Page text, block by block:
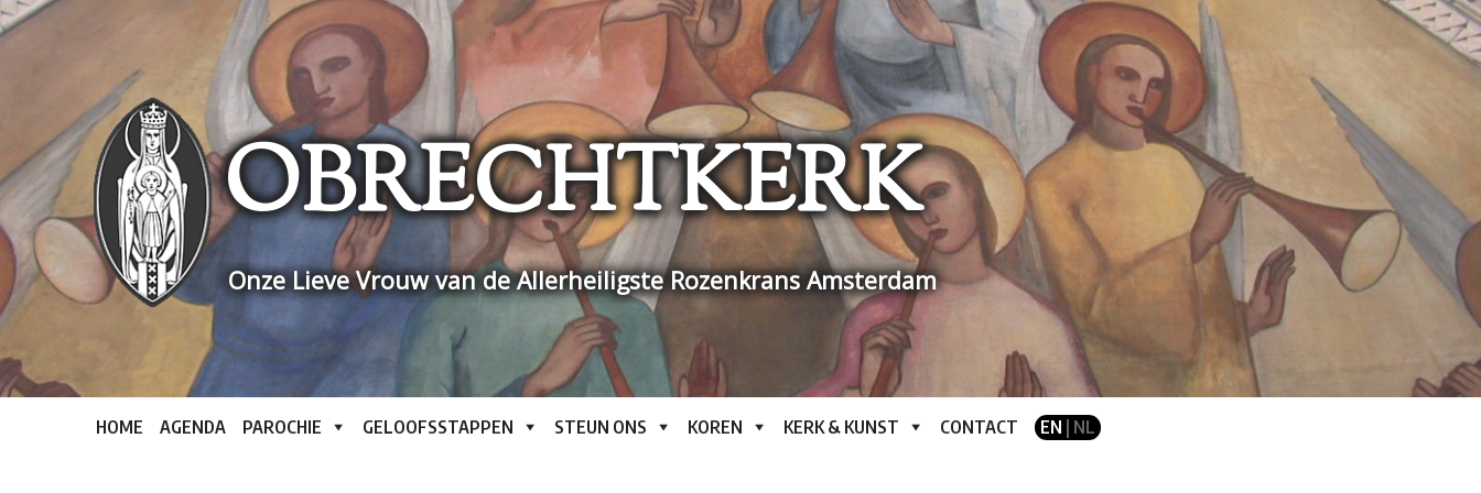
Skip
to
OBRECHTKERK
Onze Lieve Vrouw van de Allerheiligste Rozenkrans Amsterdam
HOME AGENDA PAROCHIE GELOOFSSTAPPEN STEUN ONS KOREN KERK & KUNST CONTACT EN | NL